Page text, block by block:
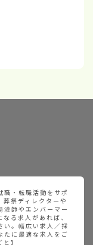
職・転職活動をサポ
祭ディレクターや
灌師やエンバーマー
る求人があれば、
い。幅広い求人／採
たに最適な求人をご
】